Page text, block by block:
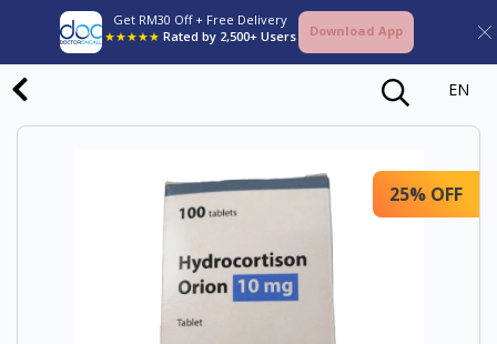
Get RM30 Off + Free Delivery
★★★★★ Rated by 2,500+ Users Download App
EN
25% OFF